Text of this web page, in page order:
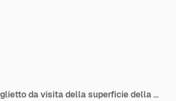
Mockup verticale del biglietto da visita della superficie della parete